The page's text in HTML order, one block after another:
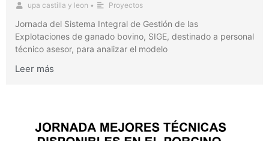
upa castilla y leon • Proyectos
Jornada del Sistema Integral de Gestión de las
Explotaciones de ganado bovino, SIGE, destinado a personal
técnico asesor, para analizar el modelo
Leer más